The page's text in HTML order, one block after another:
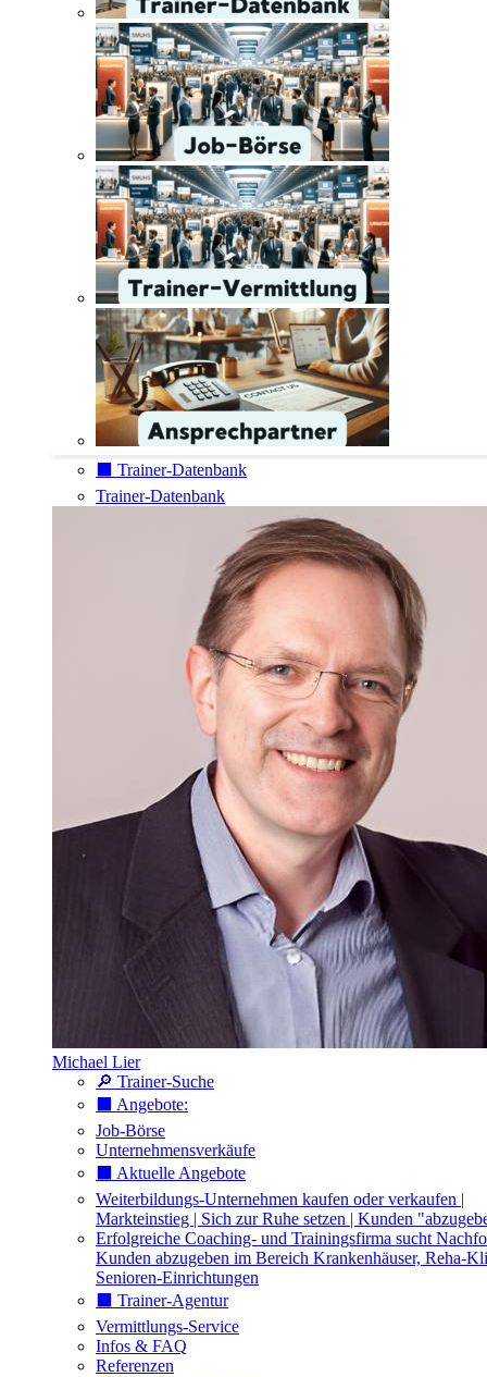
⬛️ Trainer-Datenbank
Trainer-Datenbank
Michael Lier
🔎 Trainer-Suche
⬛️ Angebote:
Job-Börse
Unternehmensverkäufe
⬛️ Aktuelle Angebote
Weiterbildungs-Unternehmen kaufen oder verkaufen |
Markteinstieg | Sich zur Ruhe setzen | Kunden
Erfolgreiche Coaching- und Trainingsfirma sucht
Kunden abzugeben im Bereich Krankenhäuser, Reha-
Senioren-Einrichtungen
⬛️ Trainer-Agentur
Vermittlungs-Service
Infos & FAQ
Referenzen